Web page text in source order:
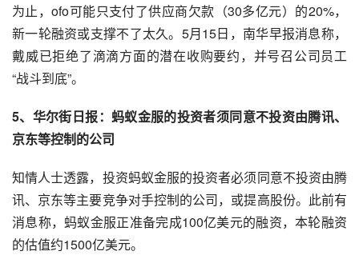
为止，ofo可能只支付了供应商欠款（30多亿元）的20%，
新一轮融资或支撑不了太久。5月15日，南华早报消息称，
戴威已拒绝了滴滴方面的潜在收购要约，并号召公司员工
“战斗到底”。
5、 华尔街日报： 蚂蚁金服的投资者须同意不投资由腾讯、
京东等控制的公司
知情人士透露，投资蚂蚁金服的投资者必须同意不投资由腾
讯、京东等主要竞争对手控制的公司，或提高股份。此前有
消息称，蚂蚁金服正准备完成100亿美元的融资，本轮融资
的估值约1500亿美元。